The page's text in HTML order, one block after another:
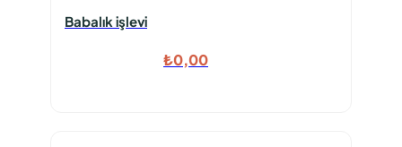
Babalık işlevi
₺0,00